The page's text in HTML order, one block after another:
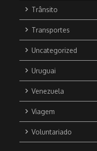
Trânsito
Transportes
Uncategorized
Uruguai
Venezuela
Viagem
Voluntariado